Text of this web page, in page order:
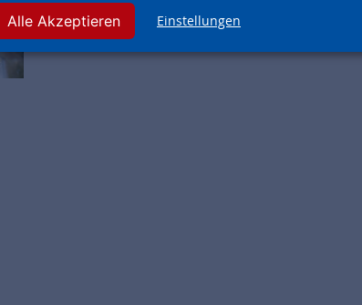
gefragt.Einstellungen
Alle Akzeptieren